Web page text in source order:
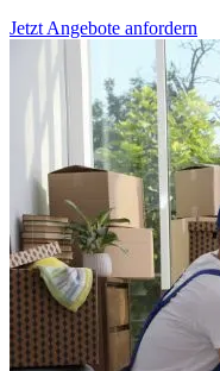
Jetzt Angebote anfordern